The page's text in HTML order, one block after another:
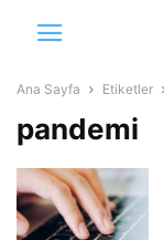
Ana Sayfa Etiketler
pandemi